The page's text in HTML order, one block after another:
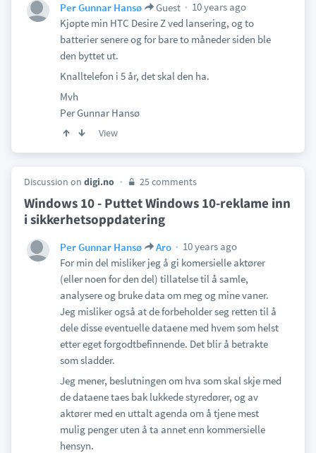
Per Gunnar Hansø Guest
10 years ago
Kjøpte min HTC Desire Z ved lansering, og to
batterier senere og for bare to måneder siden ble
den byttet ut.
Knalltelefon i 5 år, det skal den ha.
Mvh
Per Gunnar Hansø
View
Discussion on digi.no 25 comments
Windows 10 - Puttet Windows 10-reklame inn
i sikkerhetsoppdatering
Per Gunnar Hansø Aro
10 years ago
For min del misliker jeg å gi komersielle aktører
(eller noen for den del) tillatelse til å samle,
analysere og bruke data om meg og mine vaner.
Jeg misliker også at de forbeholder seg retten til å
dele disse eventuelle dataene med hvem som helst
etter eget forgodtbefinnende. Det blir å betrakte
som sladder.
Jeg mener, beslutningen om hva som skal skje med
de dataene taes bak lukkede styredører, og av
aktører med en uttalt agenda om å tjene mest
mulig penger uten å ta annet enn kommersielle
hensyn.